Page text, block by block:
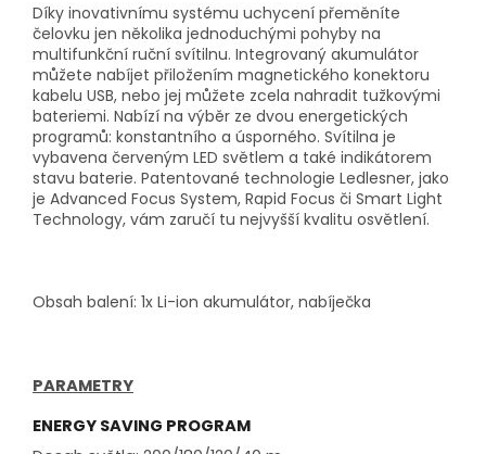
Díky inovativnímu systému uchycení přeměníte
čelovku jen několika jednoduchými pohyby na
multifunkční ruční svítilnu. Integrovaný akumulátor
můžete nabíjet přiložením magnetického konektoru
kabelu USB, nebo jej můžete zcela nahradit tužkovými
bateriemi. Nabízí na výběr ze dvou energetických
programů: konstantního a úsporného. Svítilna je
vybavena červeným LED světlem a také indikátorem
stavu baterie. Patentované technologie Ledlesner, jako
je Advanced Focus System, Rapid Focus či Smart Light
Technology, vám zaručí tu nejvyšší kvalitu osvětlení.
Obsah balení: 1x Li-ion akumulátor, nabíječka
PARAMETRY
ENERGY SAVING PROGRAM